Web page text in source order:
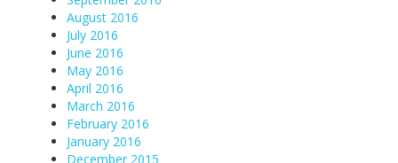
August 2016
July 2016
June 2016
May 2016
April 2016
March 2016
February 2016
January 2016
December 2015